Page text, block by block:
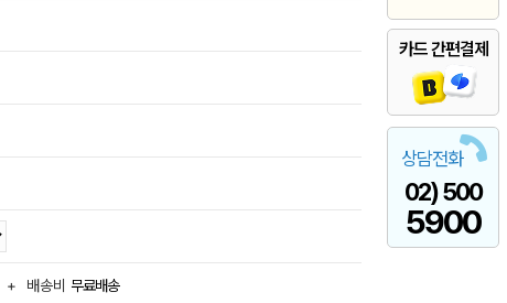
카드 간편결제
상담전화
02) 500
5900
+ 배송비 무료배송